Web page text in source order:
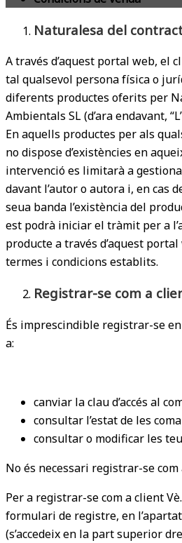
Naturalesa del
A través d’aquest portal web, el
tal qualsevol persona física o
diferents productes oferits per
Ambientals SL (d’ara endavant,
En aquells productes per als
no dispose d’existències en
intervenció es limitarà a
davant l’autor o autora i, en cas
seua banda l’existència del
est podrà iniciar el tràmit per a
producte a través d’aquest
termes i condicions establits.
Registrar-se com a
És imprescindible registrar-se
a:
canviar la clau d’accés al
consultar l’estat de les
consultar o modificar les
No és necessari registrar-se
Per a registrar-se com a client
formulari de registre, en l’apartat
(s’accedeix en la part superior